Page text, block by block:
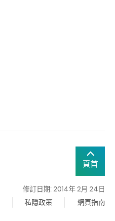
頁首
修訂日期: 2014年 2月 24日
私隱政策 網頁指南